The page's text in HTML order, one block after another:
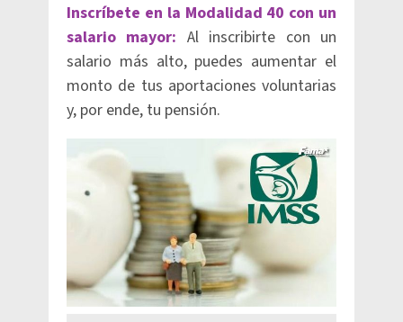
Inscríbete en la Modalidad 40 con un
salario mayor: Al inscribirte con un
salario más alto, puedes aumentar el
monto de tus aportaciones voluntarias
y, por ende, tu pensión.